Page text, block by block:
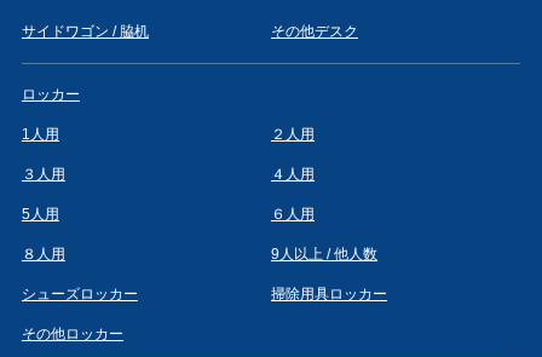
サイドワゴン / 脇机 その他デスク
ロッカー
1人用 ２人用
３人用 ４人用
5人用 ６人用
８人用 9人以上 / 他人数
シューズロッカー 掃除用具ロッカー
その他ロッカー